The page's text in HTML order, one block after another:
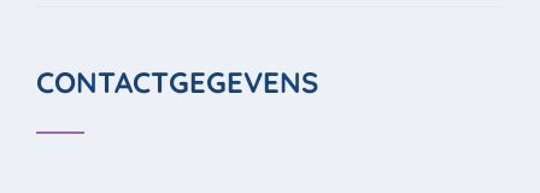
CONTACTGEGEVENS